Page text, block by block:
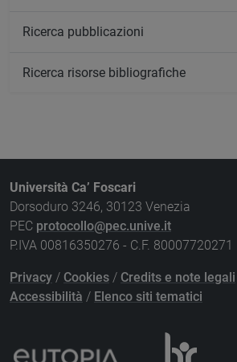
Ricerca pubblicazioni
Ricerca risorse bibliografiche
Università Ca’ Foscari
Dorsoduro 3246, 30123 Venezia
PEC protocollo@pec.unive.it
P.IVA 00816350276 - C.F. 80007720271
Privacy / Cookies / Credits e note legali
Accessibilità / Elenco siti tematici